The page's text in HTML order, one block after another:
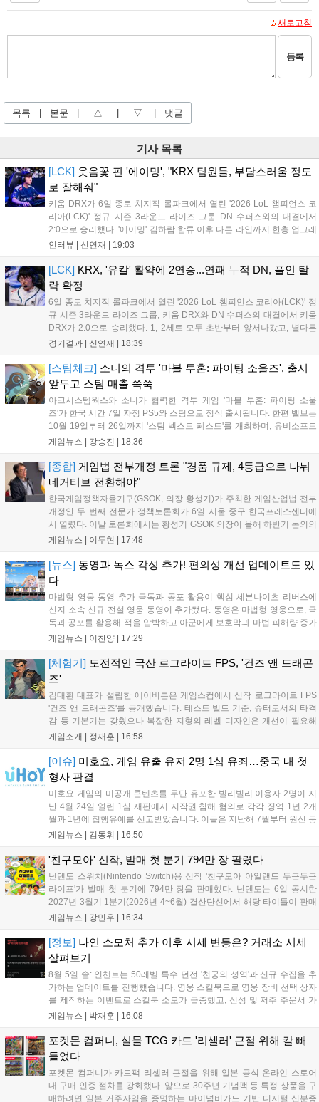
새로고침
등록
목록 | 본문 | △ | ▽ | 댓글
기사 목록
[LCK] 웃음꽃 핀 '에이밍', "KRX 팀원들, 부담스러울 정도
로 잘해줘"
키움 DRX가 6일 종로 치지직 롤파크에서 열린 '2026 LoL 챔피언스 코
리아(LCK)' 정규 시즌 3라운드 라이즈 그룹 DN 수퍼스와의 대결에서
2:0으로 승리했다. '에이밍' 김하람 합류 이후 다른 라인까지 한층 업그레
이드 된 경기력을 보여주며 기분 좋은 2연승을 달렸다. 경기 종료 후 기
인터뷰 | 신연재 | 19:03
[LCK] KRX, '유칼' 활약에 2연승...연패 누적 DN, 플인 탈
락 확정
6일 종로 치지직 롤파크에서 열린 '2026 LoL 챔피언스 코리아(LCK)' 정
규 시즌 3라운드 라이즈 그룹, 키움 DRX와 DN 수퍼스의 대결에서 키움
DRX가 2:0으로 승리했다. 1, 2세트 모두 초반부터 앞서나갔고, 별다른
위기 없이 승리를 꿰찼다. DN 수퍼스는 이번 패배로 플레이-인 진출 실
경기결과 | 신연재 | 18:39
[스팀체크] 소니의 격투 '마블 투혼: 파이팅 소울즈', 출시
앞두고 스팀 매출 쭉쭉
아크시스템웍스와 소니가 협력한 격투 게임 '마블 투혼: 파이팅 소울
즈'가 한국 시간 7일 자정 PS5와 스팀으로 정식 출시됩니다. 한편 밸브는
10월 19일부터 26일까지 '스팀 넥스트 페스트'를 개최하며, 유비소프트
의 '더 디비전 리서전스'가 스팀에 출시되었고, 농장 시뮬레이션 '돌록 타
각기 다른 장르에서 이용자들의 기대를 모으고 있습니다....
게임뉴스 | 강승진 | 18:36
[종합] 게임법 전부개정 토론 "경품 규제, 4등급으로 나눠
네거티브 전환해야"
한국게임정책자율기구(GSOK, 의장 황성기)가 주최한 게임산업법 전부
개정안 두 번째 전문가 정책토론회가 6일 서울 중구 한국프레스센터에
서 열렸다. 이날 토론회에서는 황성기 GSOK 의장이 올해 하반기 논의의
주요 쟁점과 성과를 짚은 데 이어, 박종현 한양대 법학전문대학원 교수
호사가 게임 등...
게임뉴스 | 이두현 | 17:48
[뉴스] 동영과 녹스 각성 추가! 편의성 개선 업데이트도 있
다
마법형 영웅 동영 추가 극독과 공포 활용이 핵심 세븐나이츠 리버스에
신지 소속 신규 전설 영웅 동영이 추가됐다. 동영은 마법형 영웅으로, 극
독과 공포를 활용해 적을 압박하고 아군에게 보호막과 마법 피해량 증가
를 제공하는 것이 특징이다. 패시브 황천의 동행자는 동영의 핵심이다.
활한다. 모...
게임뉴스 | 이찬양 | 17:29
[체험기] 도전적인 국산 로그라이트 FPS, '건즈 앤 드래곤
즈'
김대훤 대표가 설립한 에이버튼은 게임스컴에서 신작 로그라이트 FPS
'건즈 앤 드래곤즈'를 공개했습니다. 테스트 빌드 기준, 슈터로서의 타격
감 등 기본기는 갖췄으나 복잡한 지형의 레벨 디자인은 개선이 필요해
보입니다. 또한, 성장 트랙의 과도한 분절과 무기 다양성 부족 등 로그라
추가 등을 통해 게임성을 다듬어 경쟁력을 확보할 계획입니다....
게임소개 | 정재훈 | 16:58
[이슈] 미호요, 게임 유출 유저 2명 1심 유죄…중국 내 첫
형사 판결
미호요 게임의 미공개 콘텐츠를 무단 유포한 빌리빌리 이용자 2명이 지
난 4월 24일 열린 1심 재판에서 저작권 침해 혐의로 각각 징역 1년 2개
월과 1년에 집행유예를 선고받았습니다. 이들은 지난해 7월부터 원신 등
주요 게임의 영상을 유포해 60만 회 이상의 조회수를 기록했습니다. 미
조하며 향후 무단 유출에 강경 대응할 방침입니다....
게임뉴스 | 김동휘 | 16:50
'친구모아' 신작, 발매 첫 분기 794만 장 팔렸다
닌텐도 스위치(Nintendo Switch)용 신작 '친구모아 아일랜드 두근두근
라이프'가 발매 첫 분기에 794만 장을 판매했다. 닌텐도는 6일 공시한
2027년 3월기 1분기(2026년 4~6월) 결산단신에서 해당 타이틀이 판매
를 크게 늘렸다고 밝혔다. 4월 16일 발매된 이 작품은 약 2개월 반 만에
게임뉴스 | 강민우 | 16:34
[정보] 나인 소모처 추가 이후 시세 변동은? 거래소 시세
살펴보기
8월 5일 솔: 인챈트는 50레벨 특수 던전 '천궁의 성역'과 신규 수집을 추
가하는 업데이트를 진행했습니다. 영웅 스킬북으로 영웅 장비 선택 상자
를 제작하는 이벤트로 스킬북 소모가 급증했고, 신성 및 저주 주문서 가
격은 소폭 상승했습니다. 나인 코어 시세는 보합세를 유지 중이며, 신의
수요는 늘었으나 일반 재료는 현상을 유지하고 있으며, 영웅 등급 장비
와 무기는 서버별로 등락을 보이고 있습니다....
게임뉴스 | 박재훈 | 16:08
포켓몬 컴퍼니, 실물 TCG 카드 '리셀러' 근절 위해 칼 빼
들었다
포켓몬 컴퍼니가 카드팩 리셀러 근절을 위해 일본 공식 온라인 스토어
내 구매 인증 절차를 강화했다. 앞으로 30주년 기념팩 등 특정 상품을 구
매하려면 일본 거주자임을 증명하는 마이넘버카드 기반 디지털 신분증